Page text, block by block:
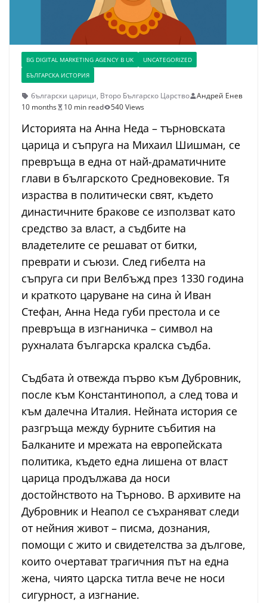
BG DIGITAL MARKETING AGENCY В UK
UNCATEGORIZED
БЪЛГАРСКА ИСТОРИЯ
български царици, Второ Българско Царство
Андрей Енев
10 months
10 min read 540 Views
Историята на Анна Неда – търновската
царица и съпруга на Михаил Шишман, се
превръща в една от най-драматичните
глави в българското Средновековие. Тя
израства в политически свят, където
династичните бракове се използват като
средство за власт, а съдбите на
владетелите се решават от битки,
преврати и съюзи. След гибелта на
съпруга си при Велбъжд през 1330 година
и краткото царуване на сина ѝ Иван
Стефан, Анна Неда губи престола и се
превръща в изгнаничка – символ на
рухналата българска кралска съдба.
Съдбата ѝ отвежда първо към Дубровник,
после към Константинопол, а след това и
към далечна Италия. Нейната история се
разгръща между бурните събития на
Балканите и мрежата на европейската
политика, където една лишена от власт
царица продължава да носи
достойнството на Търново. В архивите на
Дубровник и Неапол се съхраняват следи
от нейния живот – писма, дознания,
помощи с жито и свидетелства за дългове,
които очертават трагичния път на една
жена, чиято царска титла вече не носи
сигурност, а изгнание.